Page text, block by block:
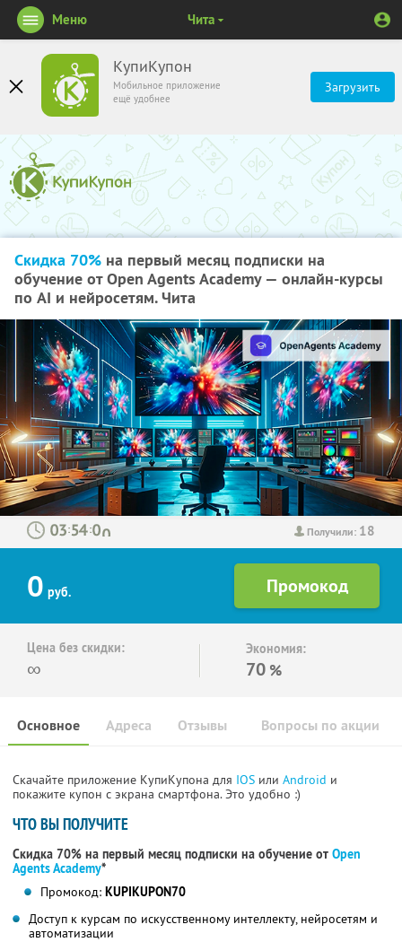
КупиКупон
Мобильное приложение
ещё удобнее
Загрузить
Меню Чита
Скидка 70% на первый месяц подписки на
обучение от Open Agents Academy — онлайн-курсы
по AI и нейросетям. Чита
Получили: 18
: :
0 руб.
Цена без скидки:
∞
Экономия:
70 %
Основное Отзывы Вопросы по акции
Адреса
Скачайте приложение КупиКупона для IOS или Android и
покажите купон с экрана смартфона. Это удобно :)
ЧТО ВЫ ПОЛУЧИТЕ
Скидка 70% на первый месяц подписки на обучение от Open
Agents Academy*
Промокод: KUPIKUPON70
Доступ к курсам по искусственному интеллекту, нейросетям и
автоматизации